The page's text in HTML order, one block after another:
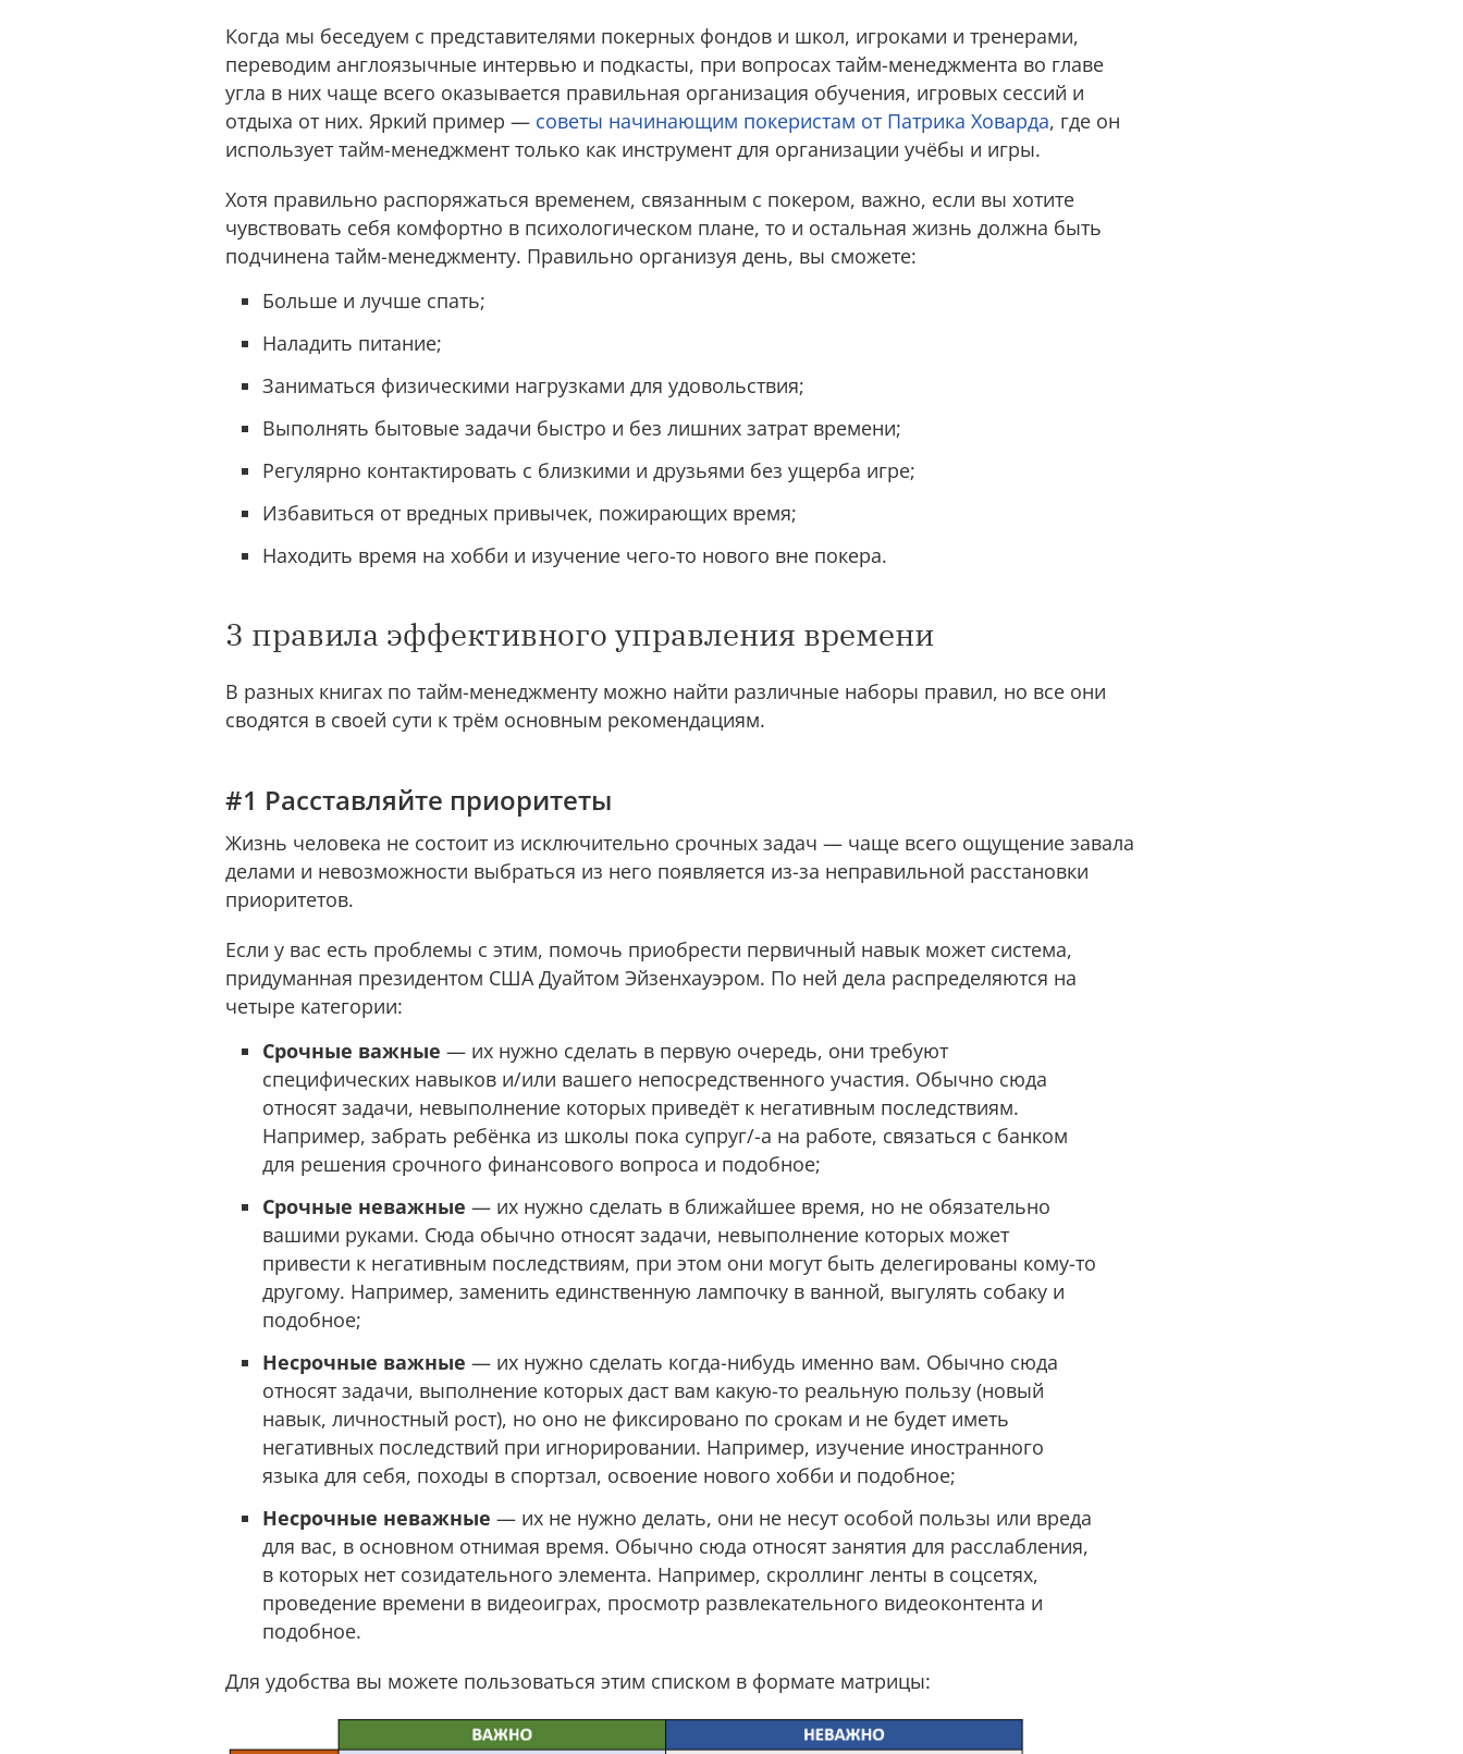
Когда мы беседуем с представителями покерных фондов и школ, игроками и тренерами,
переводим англоязычные интервью и подкасты, при вопросах тайм-менеджмента во главе
угла в них чаще всего оказывается правильная организация обучения, игровых сессий и
отдыха от них. Яркий пример — советы начинающим покеристам от Патрика Ховарда, где он
использует тайм-менеджмент только как инструмент для организации учёбы и игры.
Хотя правильно распоряжаться временем, связанным с покером, важно, если вы хотите
чувствовать себя комфортно в психологическом плане, то и остальная жизнь должна быть
подчинена тайм-менеджменту. Правильно организуя день, вы сможете:
Больше и лучше спать;
Наладить питание;
Заниматься физическими нагрузками для удовольствия;
Выполнять бытовые задачи быстро и без лишних затрат времени;
Регулярно контактировать с близкими и друзьями без ущерба игре;
Избавиться от вредных привычек, пожирающих время;
Находить время на хобби и изучение чего-то нового вне покера.
3 правила эффективного управления времени
В разных книгах по тайм-менеджменту можно найти различные наборы правил, но все они
сводятся в своей сути к трём основным рекомендациям.
#1 Расставляйте приоритеты
Жизнь человека не состоит из исключительно срочных задач — чаще всего ощущение завала
делами и невозможности выбраться из него появляется из-за неправильной расстановки
приоритетов.
Если у вас есть проблемы с этим, помочь приобрести первичный навык может система,
придуманная президентом США Дуайтом Эйзенхауэром. По ней дела распределяются на
четыре категории:
Срочные важные — их нужно сделать в первую очередь, они требуют
специфических навыков и/или вашего непосредственного участия. Обычно сюда
относят задачи, невыполнение которых приведёт к негативным последствиям.
Например, забрать ребёнка из школы пока супруг/-а на работе, связаться с банком
для решения срочного финансового вопроса и подобное;
Срочные неважные — их нужно сделать в ближайшее время, но не обязательно
вашими руками. Сюда обычно относят задачи, невыполнение которых может
привести к негативным последствиям, при этом они могут быть делегированы кому-то
другому. Например, заменить единственную лампочку в ванной, выгулять собаку и
подобное;
Несрочные важные — их нужно сделать когда-нибудь именно вам. Обычно сюда
относят задачи, выполнение которых даст вам какую-то реальную пользу (новый
навык, личностный рост), но оно не фиксировано по срокам и не будет иметь
негативных последствий при игнорировании. Например, изучение иностранного
языка для себя, походы в спортзал, освоение нового хобби и подобное;
Несрочные неважные — их не нужно делать, они не несут особой пользы или вреда
для вас, в основном отнимая время. Обычно сюда относят занятия для расслабления,
в которых нет созидательного элемента. Например, скроллинг ленты в соцсетях,
проведение времени в видеоиграх, просмотр развлекательного видеоконтента и
подобное.
Для удобства вы можете пользоваться этим списком в формате матрицы: